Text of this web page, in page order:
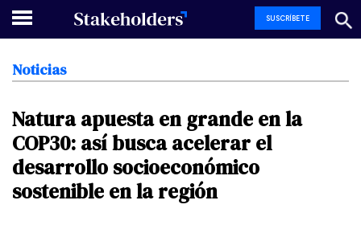
SUSCRÍBETE
Noticias
Natura apuesta en grande enla
COP30: asíbusca acelerar el
desarrollo socioeconómico
sostenible enla región